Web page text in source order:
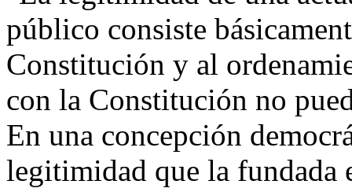
público consiste
Constitución y al
con la Constitución no
En una concepción
legitimidad que la fundada